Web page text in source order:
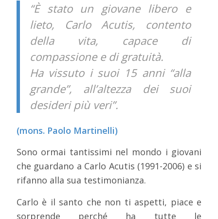
“È stato un giovane libero e
lieto,
Carlo Acutis, contento
della vita, capace di
compassione e di gratuità.
Ha vissuto i suoi 15 anni “alla
grande”, all’altezza dei suoi
desideri più veri”.
(mons. Paolo Martinelli)
Sono ormai tantissimi nel mondo i giovani
che guardano a Carlo Acutis (1991-2006) e si
rifanno alla sua testimonianza.
Carlo è il santo che non ti aspetti, piace e
sorprende perché ha tutte le